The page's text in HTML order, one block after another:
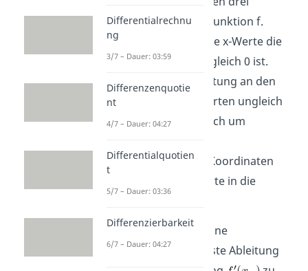
Ableitungen der Funktion f.
Ermittle für welche x-Werte die
zweite Ableitung gleich 0 ist.
Ist die dritte Ableitung an den
gefundenen x-Werten ungleich
0, so handelt es sich um
Für die genauen Koordinaten
setzt du die x-Werte in die
Schritt 2:Du setzt deine
Wendestelle in die erste Ableitung
Differentialrechnu
ng
3/7 – Dauer: 03:59
Differenzenquotie
nt
4/7 – Dauer: 04:27
Differentialquotien
t
5/7 – Dauer: 03:36
Differenzierbarkeit
6/7 – Dauer: 04:27